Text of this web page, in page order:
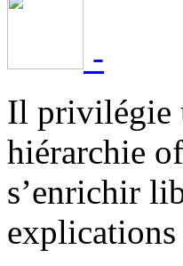
-
Il privilégie
hiérarchie
s’enrichir
explications